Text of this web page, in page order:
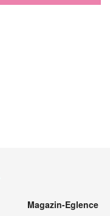
Magazin-Eglence